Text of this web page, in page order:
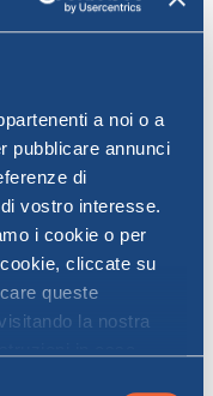
a noi o a
pubblicare annunci
di
vostro interesse.
i cookie o per
cliccate su
queste
la nostra
è possibile
Qui citiamo
dei piatti
e tanta